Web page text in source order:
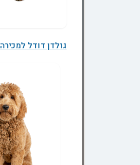
גולדן דודל למכירה